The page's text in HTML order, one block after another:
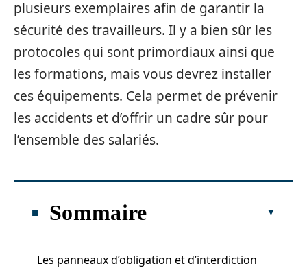
plusieurs exemplaires afin de garantir la
sécurité des travailleurs. Il y a bien sûr les
protocoles qui sont primordiaux ainsi que
les formations, mais vous devrez installer
ces équipements. Cela permet de prévenir
les accidents et d’offrir un cadre sûr pour
l’ensemble des salariés.
Sommaire
Les panneaux d’obligation et d’interdiction